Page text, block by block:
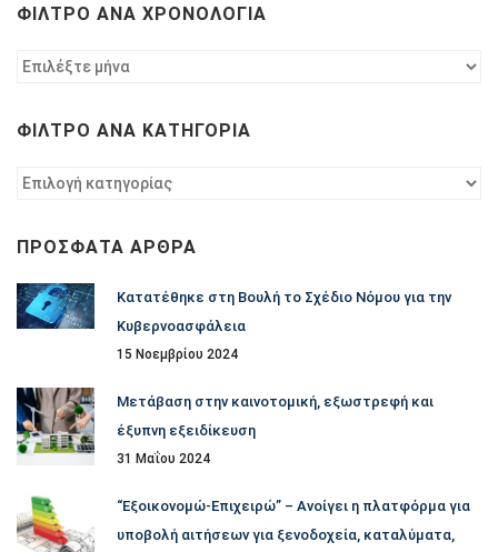
ΦΊΛΤΡΟ ΑΝΆ ΧΡΟΝΟΛΟΓΊΑ
Φίλτρο
ΦΊΛΤΡΟ ΑΝΆ ΚΑΤΗΓΟΡΊΑ
Φίλτρο
ΠΡΌΣΦΑΤΑ ΆΡΘΡΑ
Κατατέθηκε στη Βουλή το Σχέδιο Νόμου για την
Κυβερνοασφάλεια
15 Νοεμβρίου 2024
Μετάβαση στην καινοτομική, εξωστρεφή και
έξυπνη εξειδίκευση
31 Μαΐου 2024
“Εξοικονομώ-Επιχειρώ” – Ανοίγει η πλατφόρμα για
υποβολή αιτήσεων για ξενοδοχεία, καταλύματα,